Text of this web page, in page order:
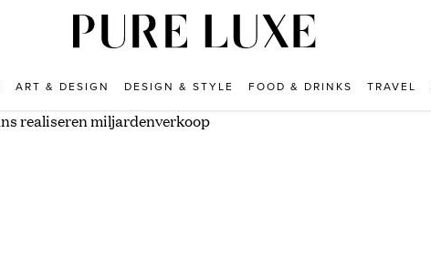
ART & DESIGN DESIGN & STYLE FOOD & DRINKS TRAVEL